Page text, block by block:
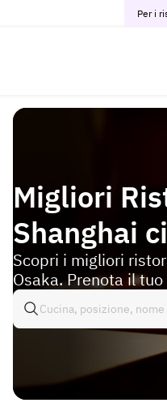
Per i
Migliori
Shanghai
Scopri i migliori
Osaka. Prenota il